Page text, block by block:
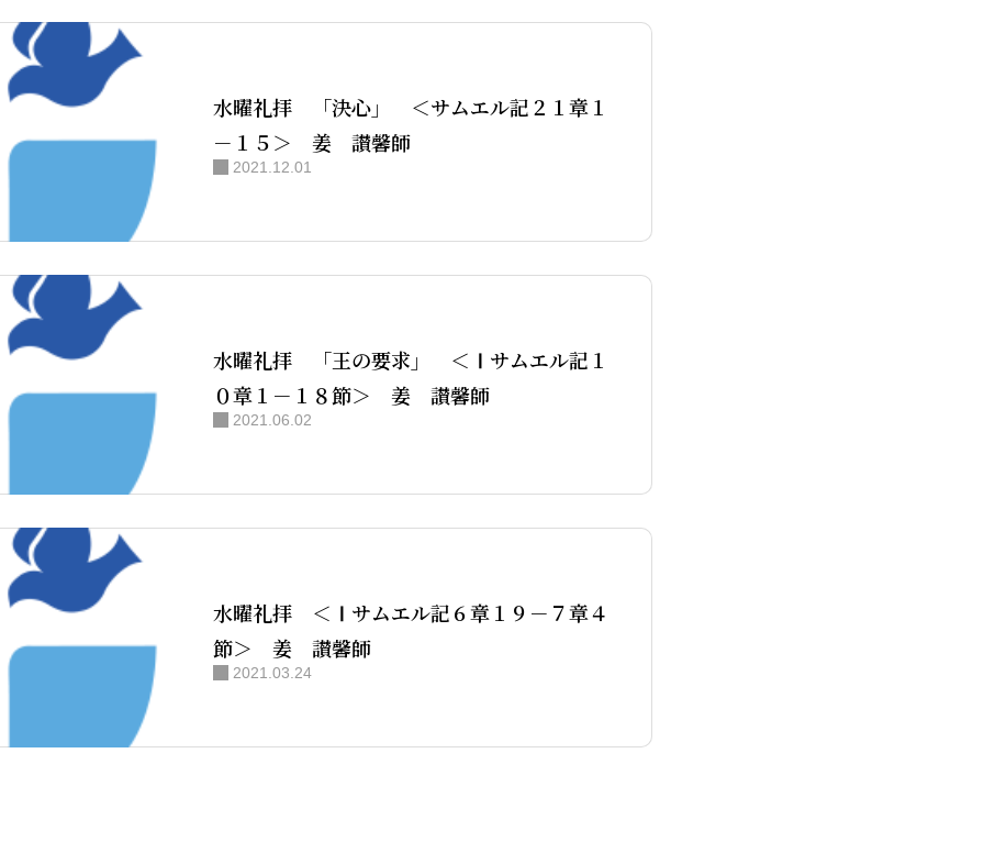
NPO法人HOPE300
水曜礼拝 「決心」 ＜サムエル記２１章１
－１５＞ 姜 讃馨師
2021.12.01
水曜礼拝 「王の要求」 ＜Ⅰサムエル記１
０章１－１８節＞ 姜 讃馨師
2021.06.02
水曜礼拝 ＜Ⅰサムエル記６章１９－７章４
節＞ 姜 讃馨師
2021.03.24